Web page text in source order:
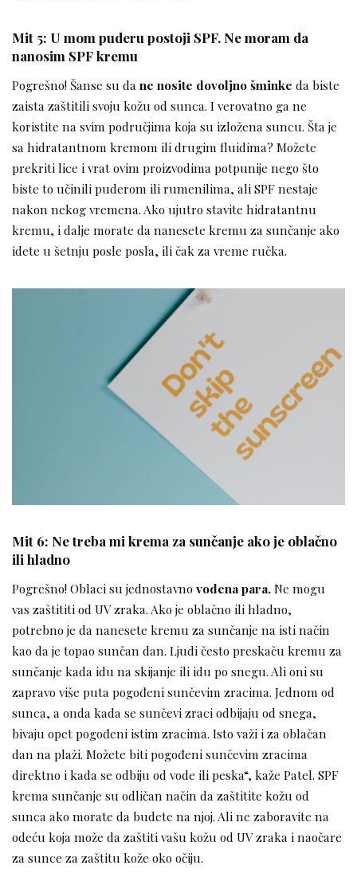
Mit 5: U mom puderu postoji SPF. Ne moram da
nanosim SPF kremu
Pogrešno! Šanse su dane nosite dovoljno šminke da biste
zaista zaštitili svoju kožu od sunca. I verovatno ga ne
koristite na svim područjima koja su izložena suncu. Šta je
sa hidratantnom kremom ili drugim fluidima? Možete
prekriti lice i vrat ovim proizvodima potpunije nego što
biste to učinili puderom ili rumenilima, ali SPF nestaje
nakon nekog vremena. Ako ujutro stavite hidratantnu
kremu, i dalje morate da nanesete kremu za sunčanje ako
idete u šetnju posle posla, ili čak za vreme ručka.
Mit 6: Ne treba mi krema za sunčanje ako je oblačno
ili hladno
Pogrešno! Oblaci su jednostavnovodena para.Ne mogu
vas zaštititi od UV zraka. Ako je oblačno ili hladno,
potrebno je da nanesete kremu za sunčanje na isti način
kao da je topao sunčan dan. Ljudi često preskaču kremu za
sunčanje kada idu na skijanje ili idu po snegu. Ali oni su
zapravo više puta pogođeni sunčevim zracima. Jednom od
sunca, a onda kada se sunčevi zraci odbijaju od snega,
bivaju opet pogođeni istim zracima. Isto važi i za oblačan
dan na plaži. Možete biti pogođeni sunčevim zracima
direktno i kada se odbiju od vode ili peska“, kaže Patel. SPF
krema sunčanje su odličan način da zaštitite kožu od
sunca ako morate da budete na njoj. Ali ne zaboravite na
odeću koja može da zaštiti vašu kožu od UV zraka i naočare
za sunce za zaštitu kože oko očiju.